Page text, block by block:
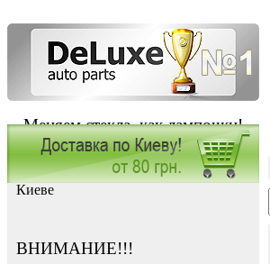
Меняем стекла, как лампочки!
Заказать установку автостекла в
Киеве
ВНИМАНИЕ!!!